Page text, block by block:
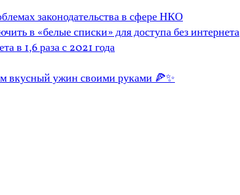
законодательства в сфере НКО
в «белые списки» для доступа без интернета
в 1,6 раза с 2021 года
вкусный ужин своими руками 🍕✨